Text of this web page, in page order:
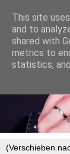
This site
and to
shared with
metrics to
statistics,